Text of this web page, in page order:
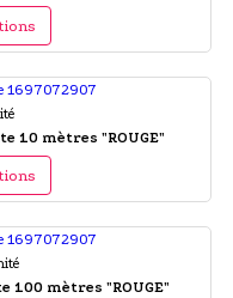
mètres "ROUGE"
mètres "ROUGE"